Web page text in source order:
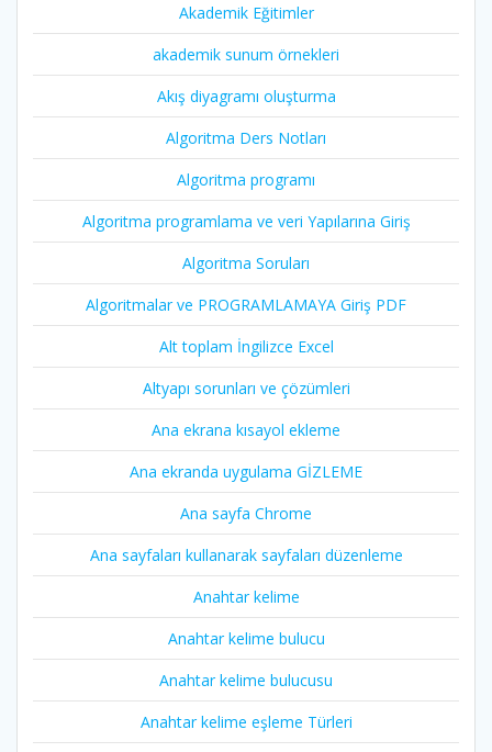
Akademik Eğitimler
akademik sunum örnekleri
Akış diyagramı oluşturma
Algoritma Ders Notları
Algoritma programı
Algoritma programlama ve veri Yapılarına Giriş
Algoritma Soruları
Algoritmalar ve PROGRAMLAMAYA Giriş PDF
Alt toplam İngilizce Excel
Altyapı sorunları ve çözümleri
Ana ekrana kısayol ekleme
Ana ekranda uygulama GİZLEME
Ana sayfa Chrome
Ana sayfaları kullanarak sayfaları düzenleme
Anahtar kelime
Anahtar kelime bulucu
Anahtar kelime bulucusu
Anahtar kelime eşleme Türleri